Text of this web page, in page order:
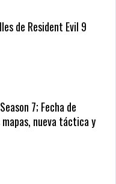
de Resident Evil 9
7; Fecha de
nueva táctica y